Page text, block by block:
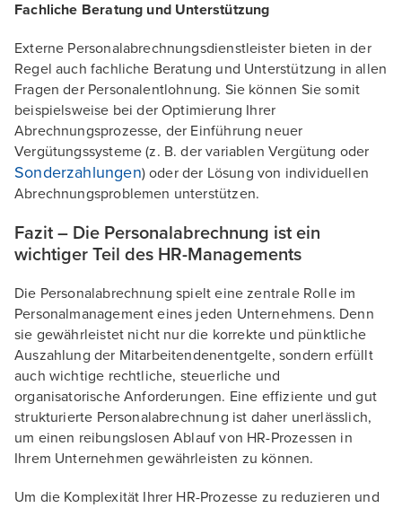
Fachliche Beratung und Unterstützung
Externe Personalabrechnungsdienstleister bieten in der
Regel auch fachliche Beratung und Unterstützung in allen
Fragen der Personalentlohnung. Sie können Sie somit
beispielsweise bei der Optimierung Ihrer
Abrechnungsprozesse, der Einführung neuer
Vergütungssysteme (z. B. der variablen Vergütung oder
Sonderzahlungen) oder der Lösung von individuellen
Abrechnungsproblemen unterstützen.
Fazit – Die Personalabrechnung ist ein
wichtiger Teil des HR-Managements
Die Personalabrechnung spielt eine zentrale Rolle im
Personalmanagement eines jeden Unternehmens. Denn
sie gewährleistet nicht nur die korrekte und pünktliche
Auszahlung der Mitarbeitendenentgelte, sondern erfüllt
auch wichtige rechtliche, steuerliche und
organisatorische Anforderungen. Eine effiziente und gut
strukturierte Personalabrechnung ist daher unerlässlich,
um einen reibungslosen Ablauf von HR-Prozessen in
Ihrem Unternehmen gewährleisten zu können.
Um die Komplexität Ihrer HR-Prozesse zu reduzieren und